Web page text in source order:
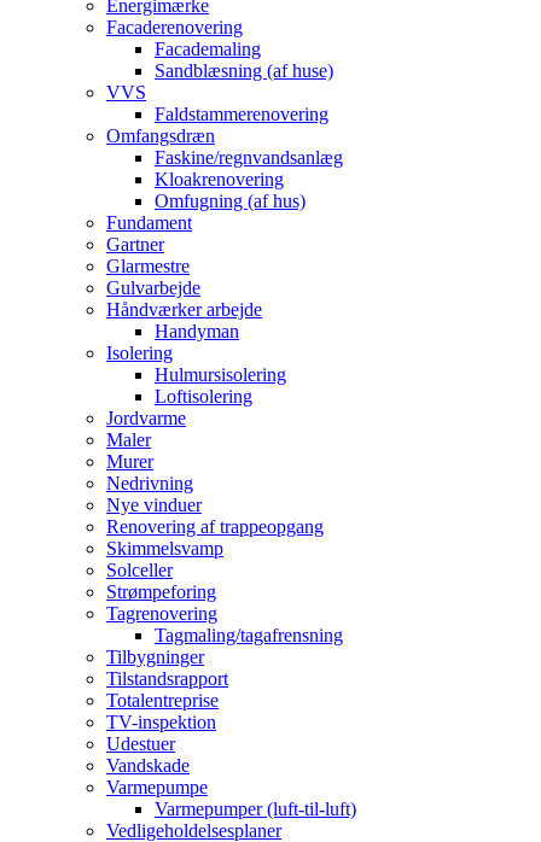
Energimærke
Facaderenovering
Facademaling
Sandblæsning (af huse)
VVS
Faldstammerenovering
Omfangsdræn
Faskine/regnvandsanlæg
Kloakrenovering
Omfugning (af hus)
Fundament
Gartner
Glarmestre
Gulvarbejde
Håndværker arbejde
Handyman
Isolering
Hulmursisolering
Loftisolering
Jordvarme
Maler
Murer
Nedrivning
Nye vinduer
Renovering af trappeopgang
Skimmelsvamp
Solceller
Strømpeforing
Tagrenovering
Tagmaling/tagafrensning
Tilbygninger
Tilstandsrapport
Totalentreprise
TV-inspektion
Udestuer
Vandskade
Varmepumpe
Varmepumper (luft-til-luft)
Vedligeholdelsesplaner